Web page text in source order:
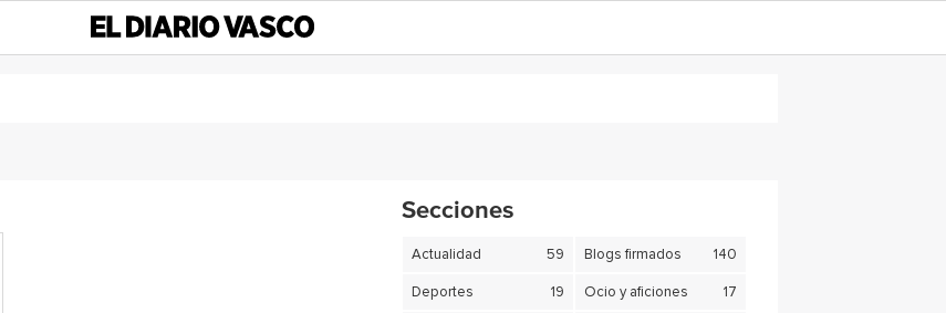
Secciones
Actualidad 59 Blogs firmados 140
Deportes 19 Ocio y aficiones 17